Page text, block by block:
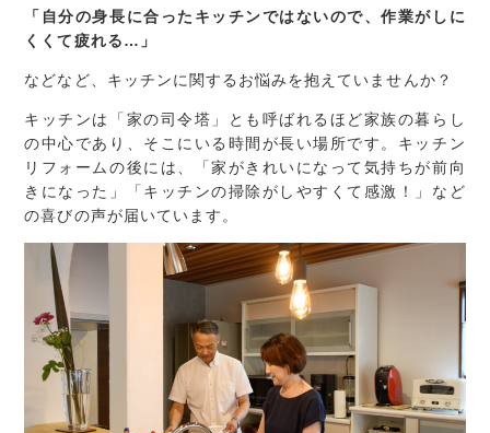
「自分の身長に合ったキッチンではないので、作業がしに
くくて疲れる…」
などなど、キッチンに関するお悩みを抱えていませんか？
キッチンは「家の司令塔」とも呼ばれるほど家族の暮らし
の中心であり、そこにいる時間が長い場所です。キッチン
リフォームの後には、「家がきれいになって気持ちが前向
きになった」「キッチンの掃除がしやすくて感激！」など
の喜びの声が届いています。